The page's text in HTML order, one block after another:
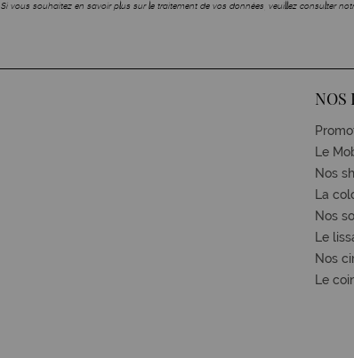
Si vous souhaitez en savoir plus sur le traitement de vos données, veuillez consulter
NOS
Le
Nos
La
Nos
Le
Nos
Le